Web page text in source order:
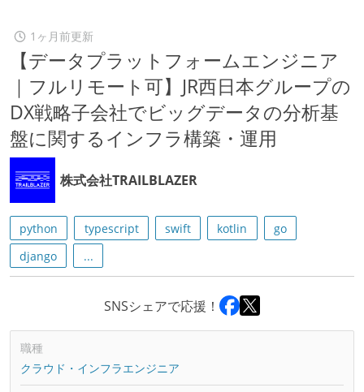
1ヶ月前更新
【データプラットフォームエンジニア
｜フルリモート可】JR西日本グループの
DX戦略子会社でビッグデータの分析基
盤に関するインフラ構築・運用
株式会社TRAILBLAZER
python typescript swift kotlin
go
django
...
SNSシェアで応援！
職種
クラウド・インフラエンジニア